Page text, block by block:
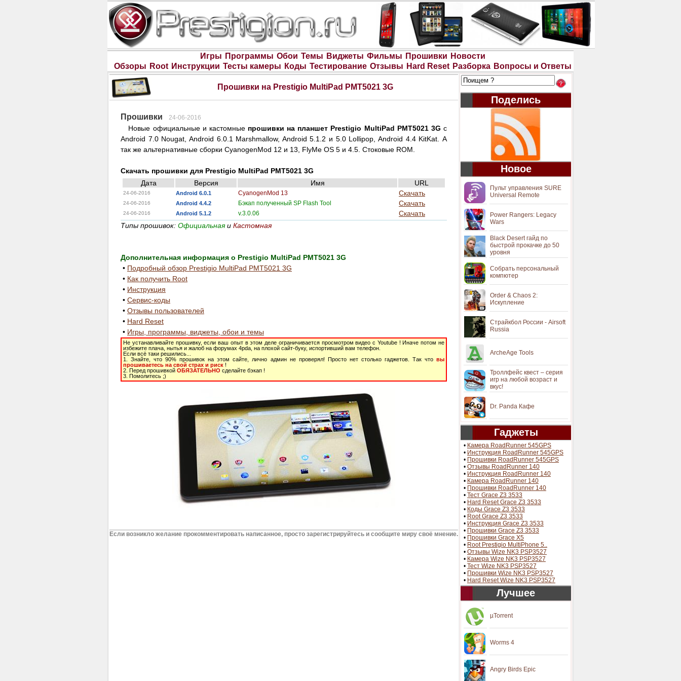
Игры Программы Обои Темы Виджеты Фильмы Прошивки Новости
Обзоры Root Инструкции Тесты камеры Коды Тестирование Отзывы Hard Reset Разборка Вопросы и Ответы
Прошивки на Prestigio MultiPad PMT5021 3G
Прошивки 24-06-2016
Новые официальные и кастомные прошивки на планшет Prestigio MultiPad PMT5021 3G с
Android 7.0 Nougat, Android 6.0.1 Marshmallow, Android 5.1.2 и 5.0 Lollipop, Android 4.4 KitKat. А
так же альтернативные сборки CyanogenMod 12 и 13, FlyMe OS 5 и 4.5. Стоковые ROM.
Скачать прошивки для Prestigio MultiPad PMT5021 3G
Дата
Версия Имя URL
24-06-2016 Android 6.0.1 CyanogenMod 13 Скачать
24-06-2016 Android 4.4.2 Бэкап полученный SP Flash Tool Скачать
24-06-2016 Android 5.1.2 v.3.0.06
Скачать
Типы прошивок: Официальнаяи Кастомная
Дополнительная информация о Prestigio MultiPad PMT5021 3G
• Подробный обзор Prestigio MultiPad PMT5021 3G
• Как получить Root
• Инструкция
• Сервис-коды
• Отзывы пользователей
• Hard Reset
• Игры, программы, виджеты, обои и темы
Не устанавливайте прошивку, если ваш опыт в этом деле ограничивается просмотром видео с Youtube ! Иначе потом не
избежите плача, нытья и жалоб на форумах 4pda, на плохой сайт-буку, испортивший вам телефон.
Если всё таки решились...
1. Знайте, что 90% прошивок на этом сайте, лично админ не проверял! Просто нет столько гаджетов. Так что вы
прошиваетесь на свой страх и риск !
2. Перед прошивкой ОБЯЗАТЕЛЬНО сделайте бэкап !
3. Помолитесь ;)
Если возникло желание прокомментировать написанное, просто зарегистрируйтесь и сообщите миру своё мнение.
Поделись
Новое
Пульт управления SURE
Universal Remote
Power Rangers: Legacy
Wars
Black Desert гайд по
быстрой прокачке до 50
уровня
Собрать персональный
компютер
Order & Chaos 2:
Искупление
Страйкбол России - Airsoft
Russia
ArcheAge Tools
Троллфейс квест – серия
игр на любой возраст и
вкус!
Dr. Panda Кафе
Гаджеты
• Камера RoadRunner 545GPS
• Инструкция RoadRunner 545GPS
• Прошивки RoadRunner 545GPS
• Отзывы RoadRunner 140
• Инструкция RoadRunner 140
• Камера RoadRunner 140
• Прошивки RoadRunner 140
• Тест Grace Z3 3533
• Hard Reset Grace Z3 3533
• Коды Grace Z3 3533
• Root Grace Z3 3533
• Инструкция Grace Z3 3533
• Прошивки Grace Z3 3533
• Прошивки Grace X5
• Root Prestigio MultiPhone 5..
• Отзывы Wize NK3 PSP3527
• Камера Wize NK3 PSP3527
• Тест Wize NK3 PSP3527
• Прошивки Wize NK3 PSP3527
• Hard Reset Wize NK3 PSP3527
Лучшее
µTorrent
Worms 4
Angry Birds Epic